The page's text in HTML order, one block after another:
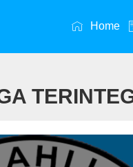
Home